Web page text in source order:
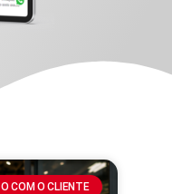
COM O CLIENTE